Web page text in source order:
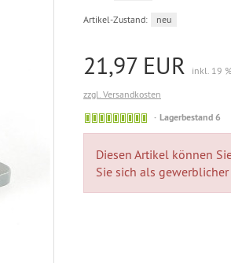
Artikel-Zustand: neu
21,97 EUR
inkl. 19
zzgl. Versandkosten
Lagerbestand 6
Diesen Artikel können
Sie sich als